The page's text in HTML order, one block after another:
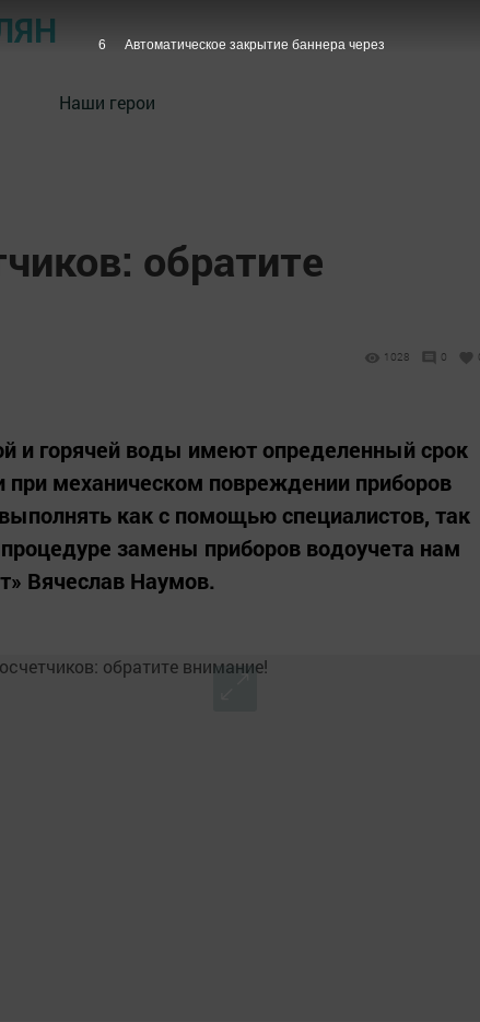
Наши герои
обратите
1028 0
и горячей воды имеют определенный срок
механическом повреждении приборов
как с помощью специалистов, так
замены приборов водоучета нам
Вячеслав Наумов.
5 Автоматическое закрытие баннера через